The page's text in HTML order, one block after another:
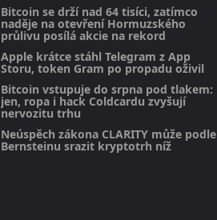
Bitcoin se drží nad 64 tisíci, zatímco
naděje na otevření Hormuzského
průlivu posílá akcie na rekord
Apple krátce stáhl Telegram z App
Storu, token Gram po propadu oživil
Bitcoin vstupuje do srpna pod tlakem:
jen, ropa i hack Coldcardu zvyšují
nervozitu trhu
Neúspěch zákona CLARITY může podle
Bernsteinu srazit kryptotrh níž